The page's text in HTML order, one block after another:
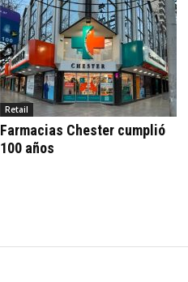
Retail
Farmacias Chester cumplió
100 años